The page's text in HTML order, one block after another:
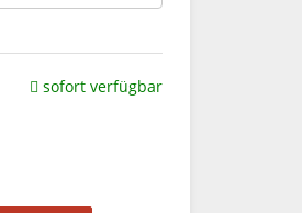
sofort verfügbar